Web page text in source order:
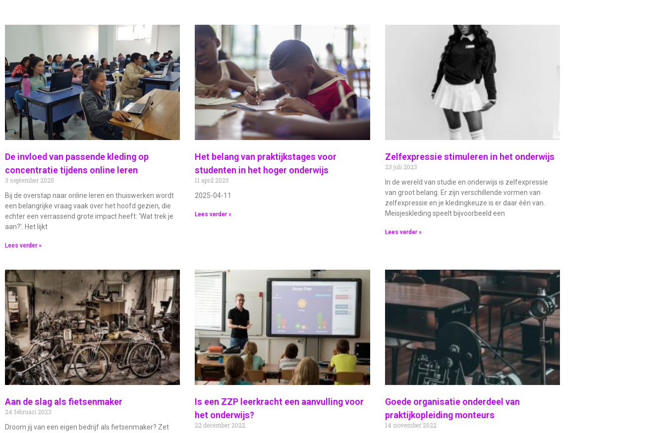
thuisstudie
Wanneer je van plan bent een thuisstudie te gaan volgen is het verstandig om
- waar mogelijk - voorbereidingen te treffen zodat de kans op slagen...
Klik hier
De invloed van passende kleding op
concentratie tijdens online leren
3 september 2025
Bij de overstap naar online leren en thuiswerken wordt
een belangrijke vraag vaak over het hoofd gezien, die
echter een verrassend grote impact heeft: ‘Wat trek je
aan?’. Het lijkt
Lees verder »
Het belang van praktijkstages voor
studenten in het hoger onderwijs
11 april 2025
2025-04-11
Lees verder »
Zelfexpressie stimuleren in het onderwijs
23 juli 2023
In de wereld van studie en onderwijs is zelfexpressie
van groot belang. Er zijn verschillende vormen van
zelfexpressie en je kledingkeuze is er daar één van.
Meisjeskleding speelt bijvoorbeeld een
Lees verder »
Aan de slag als fietsenmaker
24 februari 2023
Droom jij van een eigen bedrijf als fietsenmaker? Zet
Is een ZZP leerkracht een aanvulling voor
het onderwijs?
22 december 2022
Goede organisatie onderdeel van
praktijkopleiding monteurs
14 november 2022